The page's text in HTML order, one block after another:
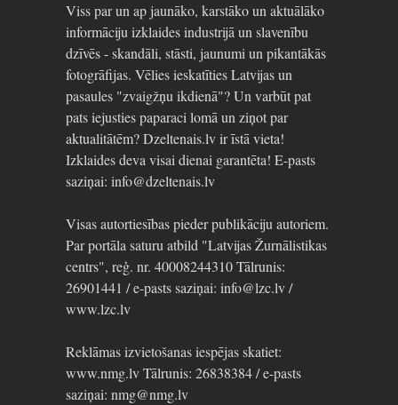
Viss par un ap jaunāko, karstāko un aktuālāko
informāciju izklaides industrijā un slavenību
dzīvēs - skandāli, stāsti, jaunumi un pikantākās
fotogrāfijas. Vēlies ieskatīties Latvijas un
pasaules "zvaigžņu ikdienā"? Un varbūt pat
pats iejusties paparaci lomā un ziņot par
aktualitātēm? Dzeltenais.lv ir īstā vieta!
Izklaides deva visai dienai garantēta! E-pasts
saziņai: info@dzeltenais.lv
Visas autortiesības pieder publikāciju autoriem.
Par portāla saturu atbild "Latvijas Žurnālistikas
centrs", reģ. nr. 40008244310 Tālrunis:
26901441 / e-pasts saziņai: info@lzc.lv /
www.lzc.lv
Reklāmas izvietošanas iespējas skatiet:
www.nmg.lv Tālrunis: 26838384 / e-pasts
saziņai: nmg@nmg.lv